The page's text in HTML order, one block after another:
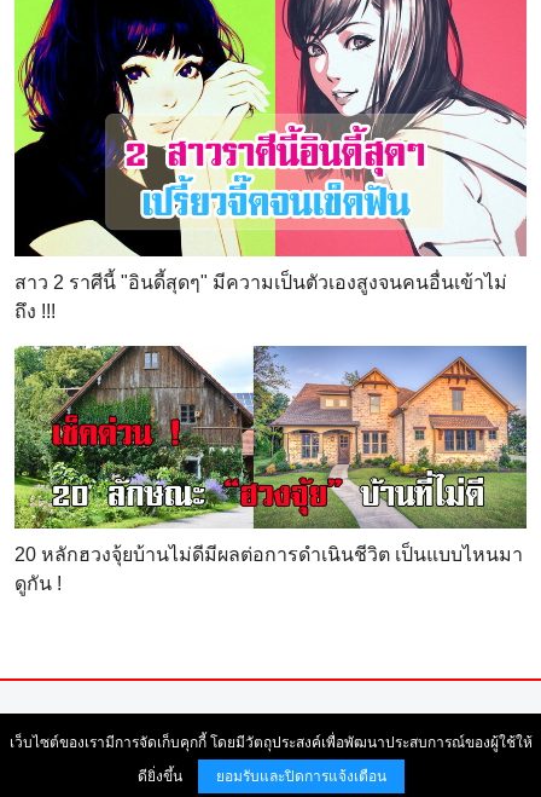
สาว 2 ราศีนี้ "อินดี้สุดๆ" มีความเป็นตัวเองสูงจนคนอื่นเข้าไม่
ถึง !!!
20 หลักฮวงจุ้ยบ้านไม่ดีมีผลต่อการดำเนินชีวิต เป็นแบบไหนมา
ดูกัน !
ราชบัญญัติลิขสิทธิ์ พ.ศ. 2537 |ข้อตกลงและเงื่อนไขการใช้บริการ
เว็บไซต์
เว็บไซต์ของเรามีการจัดเก็บคุกกี้ โดยมีวัตถุประสงค์เพื่อพัฒนาประสบการณ์ของผู้ใช้ให้
ดียิ่งขึ้น
ยอมรับและปิดการแจ้งเตือน